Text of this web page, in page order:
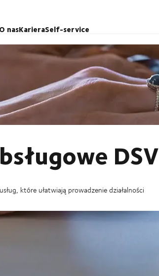
O nasKarieraSelf-service
DSV
które ułatwiają prowadzenie działalności